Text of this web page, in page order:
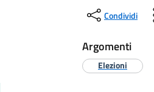
Condividi
Argomenti
Elezioni